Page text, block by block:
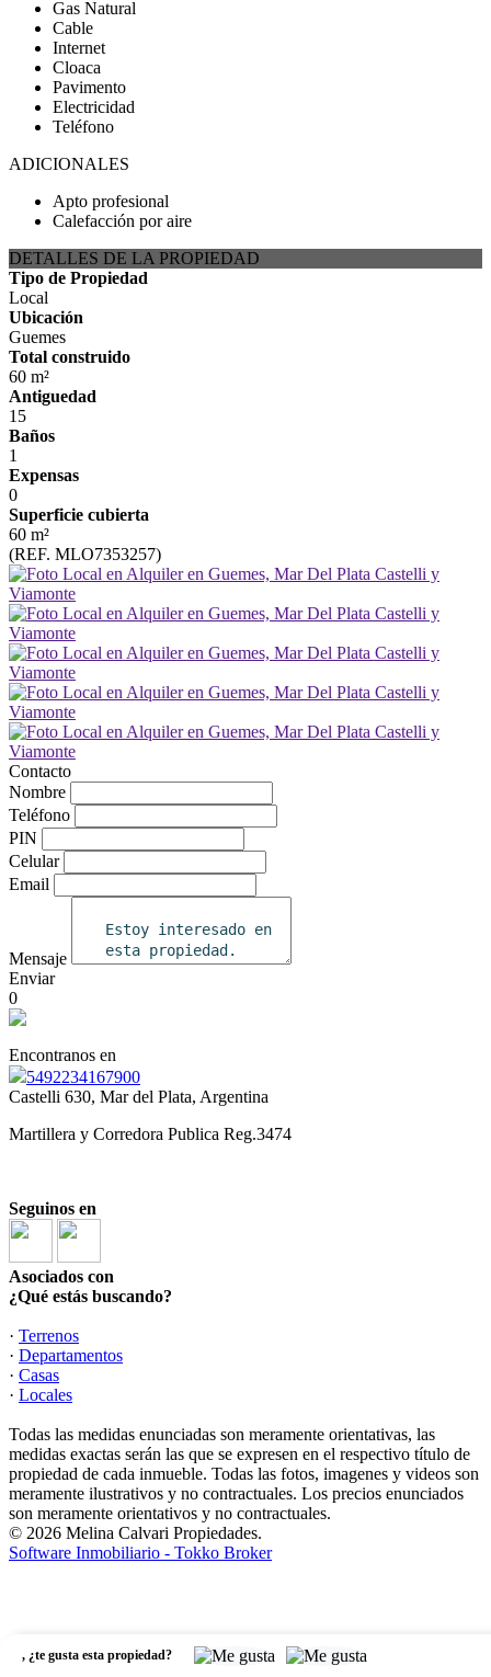
, ¿te gusta esta propiedad?
Gas Natural
Cable
Internet
Cloaca
Pavimento
Electricidad
Teléfono
ADICIONALES
Apto profesional
Calefacción por aire
DETALLES DE LA PROPIEDAD
Tipo de Propiedad
Local
Ubicación
Guemes
Total construido
60 m²
Antiguedad
15
Baños
1
Expensas
0
Superficie cubierta
60 m²
(REF. MLO7353257)
Contacto
Nombre
Teléfono
PIN
Celular
Email
Mensaje
Enviar
0
Encontranos en
5492234167900
Castelli 630, Mar del Plata, Argentina
Martillera y Corredora Publica Reg.3474
Seguinos en
Asociados con
¿Qué estás buscando?
· Terrenos
· Departamentos
· Casas
· Locales
Todas las medidas enunciadas son meramente orientativas, las
medidas exactas serán las que se expresen en el respectivo título de
propiedad de cada inmueble. Todas las fotos, imagenes y videos son
meramente ilustrativos y no contractuales. Los precios enunciados
son meramente orientativos y no contractuales.
© 2026 Melina Calvari Propiedades.
Software Inmobiliario - Tokko Broker